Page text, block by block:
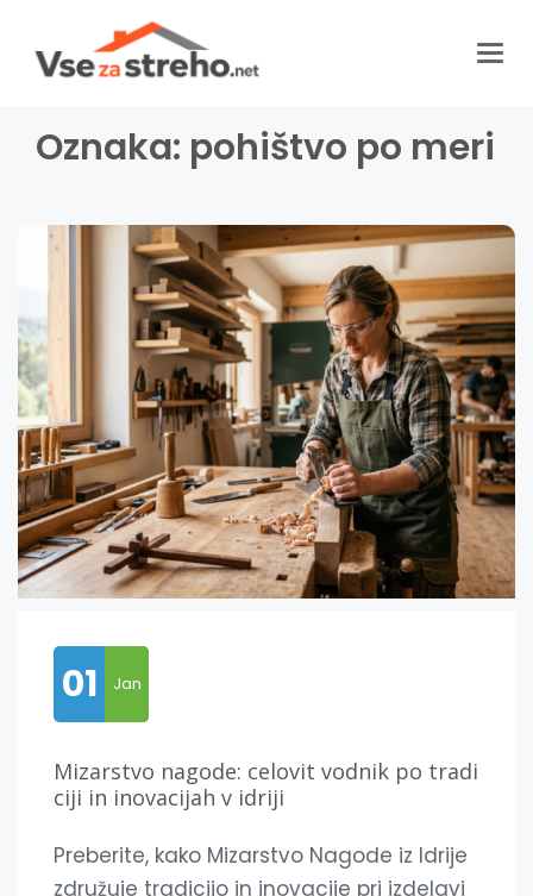
Oznaka: pohištvo po meri
01 Jan
Mizarstvo nagode: celovit vodnik po tradi
ciji in inovacijah v idriji
Preberite, kako Mizarstvo Nagode iz Idrije
združuje tradicijo in inovacije pri izdelavi